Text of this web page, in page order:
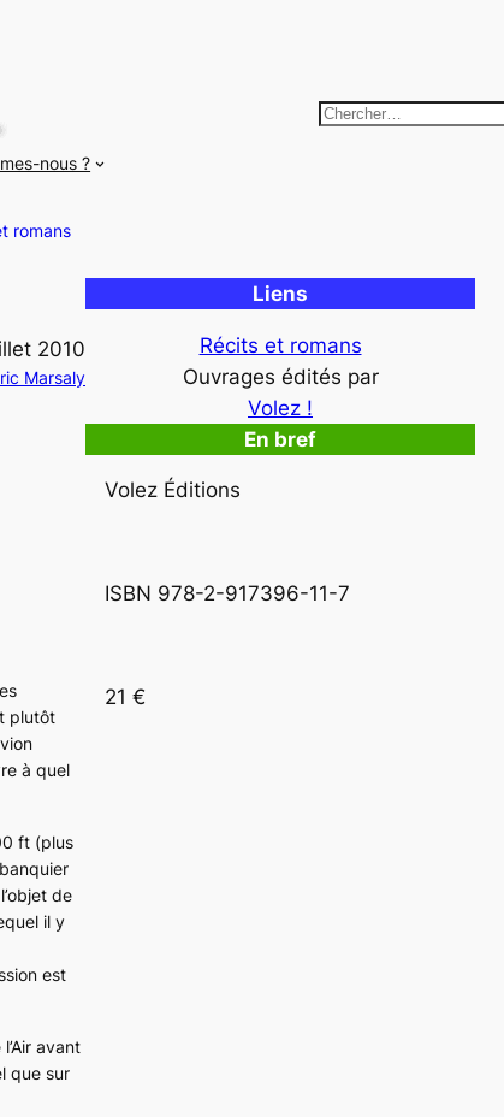
nous ?
R
r
c
romans
2010
Marsaly
plutôt
à quel
ft (plus
de
il y
est
avant
que sur
Liens
Récits et romans
Ouvrages édités par
Volez !
En bref
Volez Éditions
ISBN 978-2-917396-11-7
21 €